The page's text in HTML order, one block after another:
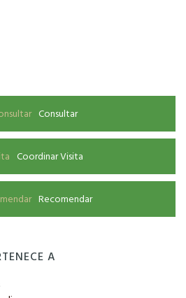
Consultar
Coordinar Visita
Recomendar
A